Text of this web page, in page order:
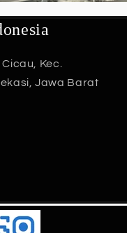
Kec.
Jawa Barat